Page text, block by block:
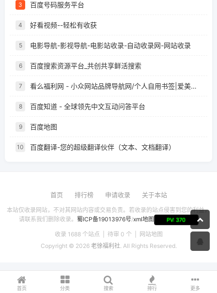
首页 分类 搜索 排行 更多
3 百度号码服务平台
4 好看视频--轻松有收获
5 电影导航-影视导航-电影站收录-自动收录网-网站收录
6 百度搜索资源平台_共创共享鲜活搜索
7 看么福利网 - 小众网站品牌导航网/个人自用书签|爱美儿信息科技有限公司
8 百度知道 - 全球领先中文互动问答平台
9 百度地图
10 百度翻译-您的超级翻译伙伴（文本、文档翻译）
首页 排行榜 申请收录 关于本站
本站仅收录网站，不对其网站内容或交易负责。若收录的站点侵害到您的利益，
请联系我们删除收录。 蜀ICP备19013976号/xml地图 PV: 370
收录 1688 个站点 | 待审 0 个 |
网站地图
Copyright © 2026 老徐福利社. All Rights Reserved.